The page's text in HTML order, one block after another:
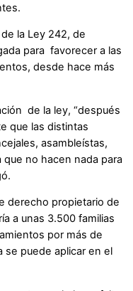
la Ley 242, de
para favorecer a las
desde hace más
de la ley, “después
que las distintas
asambleístas,
que no hacen nada para
derecho propietario de
a unas 3.500 familias
por más de
se puede aplicar en el